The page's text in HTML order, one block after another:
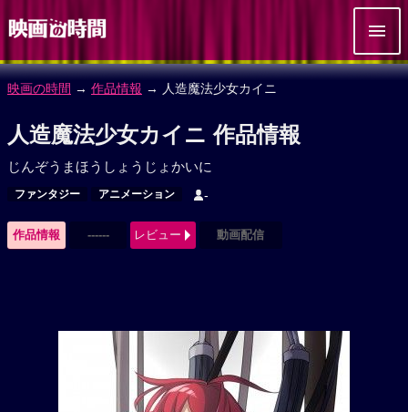
映画の時間 → 作品情報 → 人造魔法少女カイニ
人造魔法少女カイニ 作品情報
じんぞうまほうしょうじょかいに
ファンタジー アニメーション -
作品情報 ------ レビュー 動画配信